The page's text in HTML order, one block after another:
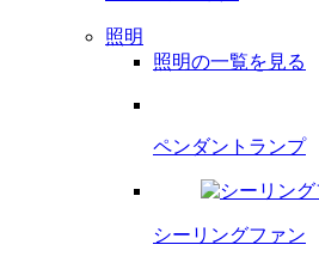
照明
照明の一覧を見る
ペンダント ランプ
シーリングファン